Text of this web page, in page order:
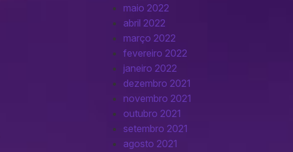
maio 2022
abril 2022
março 2022
fevereiro 2022
janeiro 2022
dezembro 2021
novembro 2021
outubro 2021
setembro 2021
agosto 2021